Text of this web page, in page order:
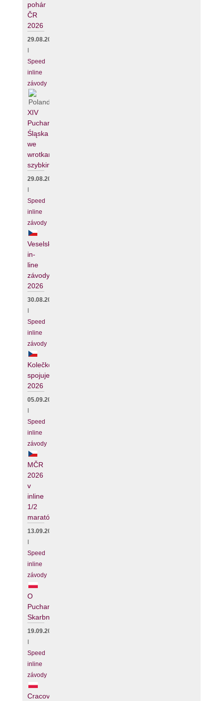
pohár
ČR
2026
29.08.2026
Speed
inline
závody
XIV
Puchar
Śląska
we
wrotkarstwie
szybkim
29.08.2026
Speed
inline
závody
Veselské
in-
line
závody
2026
30.08.2026
Speed
inline
závody
Kolečko
spojuje
2026
05.09.2026
Speed
inline
závody
MČR
2026
v
inline
1/2
maratónu
13.09.2026
Speed
inline
závody
O
Puchar
Skarbnika
19.09.2026
Speed
inline
závody
Cracovia